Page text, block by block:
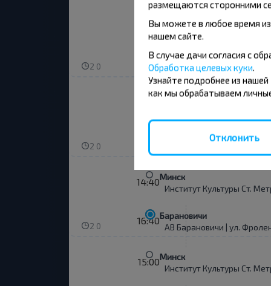
13:20
Институт Культуры Ст.
2 0 15:20Барановичи
АВ Барановичи | ул.
Минск
2 0
14:40Минск
Институт Культуры Ст.
2 0 16:40Барановичи
АВ Барановичи | ул.
15:00Минск
Институт Культуры Ст.
размещаются сторонними
Вы можете в любое время
нашем сайте.
В случае дачи согласия с
Обработка целевых куки.
Узнайте подробнее из нашей
как мы обрабатываем
Отклонить